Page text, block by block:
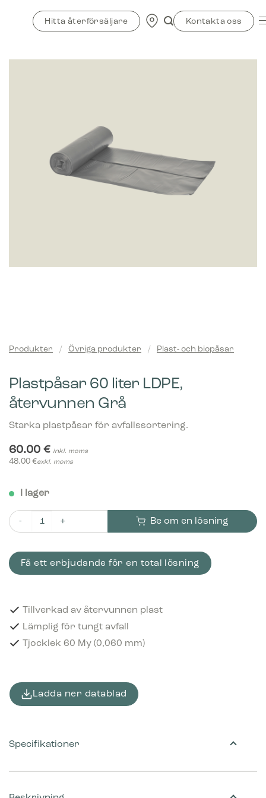
Hitta återförsäljare Kontakta oss
Produkter / Övriga produkter / Plast- och biopåsar
Plastpåsar 60 liter LDPE,
återvunnen Grå
Starka plastpåsar för avfallssortering.
60.00 € inkl. moms
48.00 €exkl. moms
I lager
Plastpåsar 60 liter LDPE, återvunnen Grå mängd
Be om en lösning
Få ett erbjudande för en total lösning
Tillverkad av återvunnen plast
Lämplig för tungt avfall
Tjocklek 60 My (0,060 mm)
Ladda ner datablad
Specifikationer